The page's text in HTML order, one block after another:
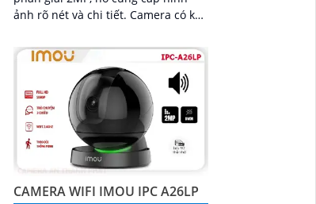
ảnh rõ nét và chi tiết. Camera có khả
giám sát toàn diện
CAMERA WIFI IMOU IPC A26LP